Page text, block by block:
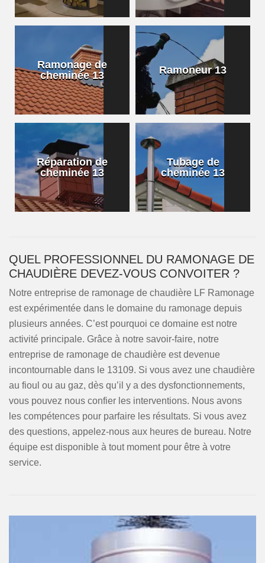
Ramonage de
cheminée 13
Ramoneur 13
Réparation de
cheminée 13
Tubage de
cheminée 13
QUEL PROFESSIONNEL DU RAMONAGE DE
CHAUDIÈRE DEVEZ-VOUS CONVOITER ?
Notre entreprise de ramonage de chaudière LF Ramonage
est expérimentée dans le domaine du ramonage depuis
plusieurs années. C’est pourquoi ce domaine est notre
activité principale. Grâce à notre savoir-faire, notre
entreprise de ramonage de chaudière est devenue
incontournable dans le 13109. Si vous avez une chaudière
au fioul ou au gaz, dès qu’il y a des dysfonctionnements,
vous pouvez nous confier les interventions. Nous avons
les compétences pour parfaire les résultats. Si vous avez
des questions, appelez-nous aux heures de bureau. Notre
équipe est disponible à tout moment pour être à votre
service.